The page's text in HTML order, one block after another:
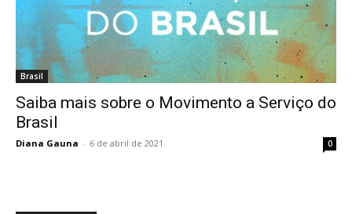
Brasil
Saiba mais sobre o Movimento a Serviço do
Brasil
Diana Gauna - 6 de abril de 2021 0